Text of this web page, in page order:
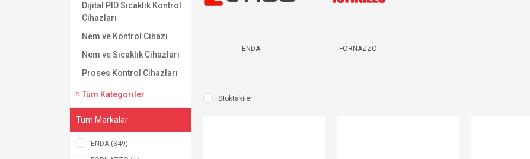
Dijital PID Sıcaklık Kontrol
Cihazları
Nem ve Kontrol Cihazı
Nem ve Sıcaklık Cihazları
Proses Kontrol Cihazları
Tüm Kategoriler
Tüm Markalar
ENDA (349)
ENDA FORNAZZO
Stoktakiler